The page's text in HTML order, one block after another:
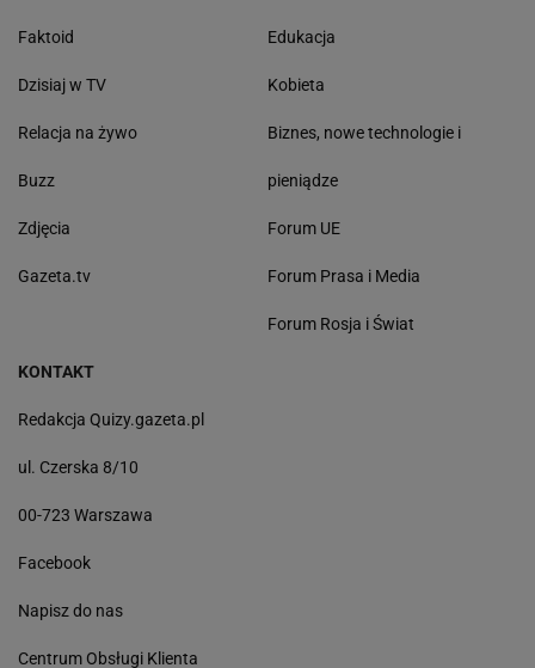
Faktoid
Dzisiaj w TV
Relacja na żywo
Buzz
Zdjęcia
Gazeta.tv
Edukacja
Kobieta
Biznes, nowe technologie i
pieniądze
Forum UE
Forum Prasa i Media
Forum Rosja i Świat
KONTAKT
Redakcja Quizy.gazeta.pl
ul. Czerska 8/10
00-723 Warszawa
Facebook
Napisz do nas
Centrum Obsługi Klienta